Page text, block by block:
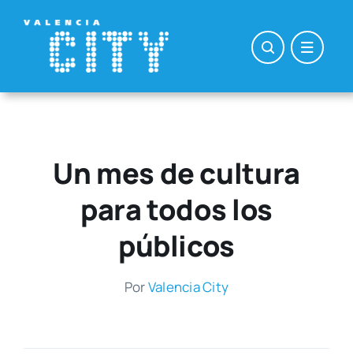
contenido
Un mes de cultura
para todos los
públicos
PorValen­cia City